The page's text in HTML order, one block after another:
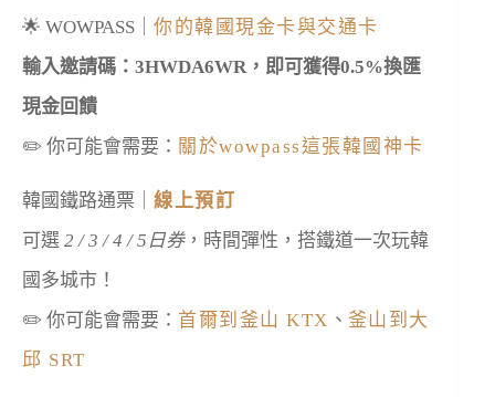
🌟 WOWPASS｜ 你的韓國現金卡與交通卡
輸入邀請碼：3HWDA6WR，即可獲得0.5%換匯
現金回饋
✏️ 你可能會需要： 關於wowpass這張韓國神卡
韓國鐵路通票｜ 線上預訂
可選 2 / 3 / 4 / 5日券，時間彈性，搭鐵道一次玩韓
國多城市！
✏️ 你可能會需要： 首爾到釜山 KTX 、 釜山到大
邱 SRT